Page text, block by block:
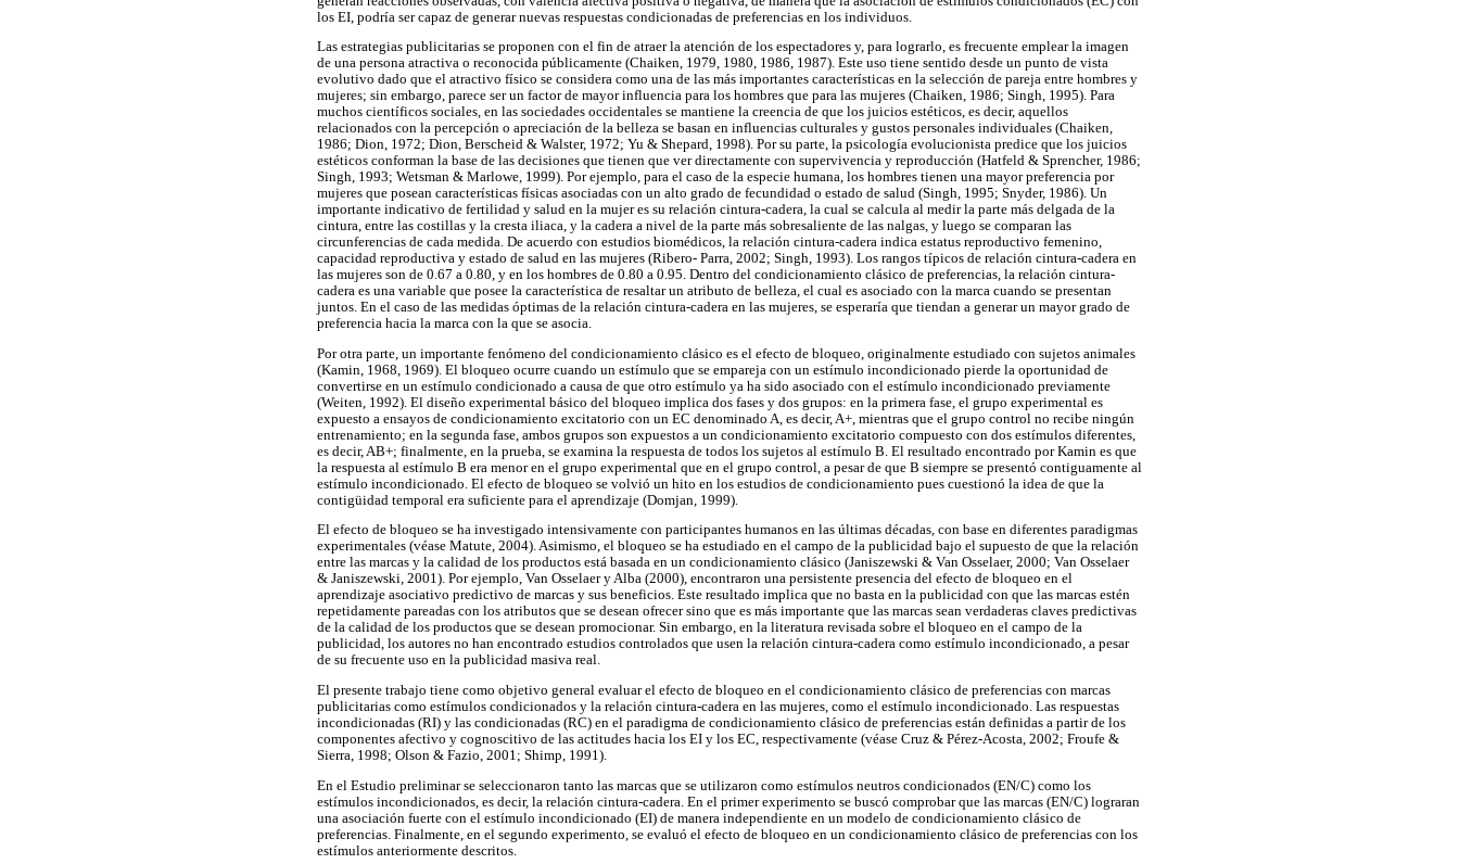
los EI, podría ser capaz de generar nuevas respuestas condicionadas de preferencias en los individuos.
Las estrategias publicitarias se proponen con el fin de atraer la atención de los espectadores y, para lograrlo, es frecuente emplear la imagen
de una persona atractiva o reconocida públicamente (Chaiken, 1979, 1980, 1986, 1987). Este uso tiene sentido desde un punto de vista
evolutivo dado que el atractivo físico se considera como una de las más importantes características en la selección de pareja entre hombres y
mujeres; sin embargo, parece ser un factor de mayor influencia para los hombres que para las mujeres (Chaiken, 1986; Singh, 1995). Para
muchos científicos sociales, en las sociedades occidentales se mantiene la creencia de que los juicios estéticos, es decir, aquellos
relacionados con la percepción o apreciación de la belleza se basan en influencias culturales y gustos personales individuales (Chaiken,
1986; Dion, 1972; Dion, Berscheid & Walster, 1972; Yu & Shepard, 1998). Por su parte, la psicología evolucionista predice que los juicios
estéticos conforman la base de las decisiones que tienen que ver directamente con supervivencia y reproducción (Hatfeld & Sprencher, 1986;
Singh, 1993; Wetsman & Marlowe, 1999). Por ejemplo, para el caso de la especie humana, los hombres tienen una mayor preferencia por
mujeres que posean características físicas asociadas con un alto grado de fecundidad o estado de salud (Singh, 1995; Snyder, 1986). Un
importante indicativo de fertilidad y salud en la mujer es su relación cintura-cadera, la cual se calcula al medir la parte más delgada de la
cintura, entre las costillas y la cresta iliaca, y la cadera a nivel de la parte más sobresaliente de las nalgas, y luego se comparan las
circunferencias de cada medida. De acuerdo con estudios biomédicos, la relación cintura-cadera indica estatus reproductivo femenino,
capacidad reproductiva y estado de salud en las mujeres (Ribero- Parra, 2002; Singh, 1993). Los rangos típicos de relación cintura-cadera en
las mujeres son de 0.67 a 0.80, y en los hombres de 0.80 a 0.95. Dentro del condicionamiento clásico de preferencias, la relación cintura-
cadera es una variable que posee la característica de resaltar un atributo de belleza, el cual es asociado con la marca cuando se presentan
juntos. En el caso de las medidas óptimas de la relación cintura-cadera en las mujeres, se esperaría que tiendan a generar un mayor grado de
preferencia hacia la marca con la que se asocia.
Por otra parte, un importante fenómeno del condicionamiento clásico es el efecto de bloqueo, originalmente estudiado con sujetos animales
(Kamin, 1968, 1969). El bloqueo ocurre cuando un estímulo que se empareja con un estímulo incondicionado pierde la oportunidad de
convertirse en un estímulo condicionado a causa de que otro estímulo ya ha sido asociado con el estímulo incondicionado previamente
(Weiten, 1992). El diseño experimental básico del bloqueo implica dos fases y dos grupos: en la primera fase, el grupo experimental es
expuesto a ensayos de condicionamiento excitatorio con un EC denominado A, es decir, A+, mientras que el grupo control no recibe ningún
entrenamiento; en la segunda fase, ambos grupos son expuestos a un condicionamiento excitatorio compuesto con dos estímulos diferentes,
es decir, AB+; finalmente, en la prueba, se examina la respuesta de todos los sujetos al estímulo B. El resultado encontrado por Kamin es que
la respuesta al estímulo B era menor en el grupo experimental que en el grupo control, a pesar de que B siempre se presentó contiguamente al
estímulo incondicionado. El efecto de bloqueo se volvió un hito en los estudios de condicionamiento pues cuestionó la idea de que la
contigüidad temporal era suficiente para el aprendizaje (Domjan, 1999).
El efecto de bloqueo se ha investigado intensivamente con participantes humanos en las últimas décadas, con base en diferentes paradigmas
experimentales (véase Matute, 2004). Asimismo, el bloqueo se ha estudiado en el campo de la publicidad bajo el supuesto de que la relación
entre las marcas y la calidad de los productos está basada en un condicionamiento clásico (Janiszewski & Van Osselaer, 2000; Van Osselaer
& Janiszewski, 2001). Por ejemplo, Van Osselaer y Alba (2000), encontraron una persistente presencia del efecto de bloqueo en el
aprendizaje asociativo predictivo de marcas y sus beneficios. Este resultado implica que no basta en la publicidad con que las marcas estén
repetidamente pareadas con los atributos que se desean ofrecer sino que es más importante que las marcas sean verdaderas claves predictivas
de la calidad de los productos que se desean promocionar. Sin embargo, en la literatura revisada sobre el bloqueo en el campo de la
publicidad, los autores no han encontrado estudios controlados que usen la relación cintura-cadera como estímulo incondicionado, a pesar
de su frecuente uso en la publicidad masiva real.
El presente trabajo tiene como objetivo general evaluar el efecto de bloqueo en el condicionamiento clásico de preferencias con marcas
publicitarias como estímulos condicionados y la relación cintura-cadera en las mujeres, como el estímulo incondicionado. Las respuestas
incondicionadas (RI) y las condicionadas (RC) en el paradigma de condicionamiento clásico de preferencias están definidas a partir de los
componentes afectivo y cognoscitivo de las actitudes hacia los EI y los EC, respectivamente (véase Cruz & Pérez-Acosta, 2002; Froufe &
Sierra, 1998; Olson & Fazio, 2001; Shimp, 1991).
En el Estudio preliminar se seleccionaron tanto las marcas que se utilizaron como estímulos neutros condicionados (EN/C) como los
estímulos incondicionados, es decir, la relación cintura-cadera. En el primer experimento se buscó comprobar que las marcas (EN/C) lograran
una asociación fuerte con el estímulo incondicionado (EI) de manera independiente en un modelo de condicionamiento clásico de
preferencias. Finalmente, en el segundo experimento, se evaluó el efecto de bloqueo en un condicionamiento clásico de preferencias con los
estímulos anteriormente descritos.